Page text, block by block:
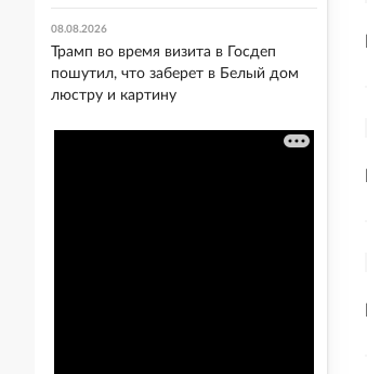
08.08.2026
Трамп во время визита в Госдеп
пошутил, что заберет в Белый дом
люстру и картину